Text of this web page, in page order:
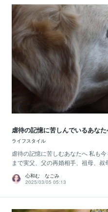
虐待の記憶に苦しんでいるあな
ライフスタイル
虐待の記憶に苦しむあなたへ 私も
まで実父、父の再婚相手、祖母、叔
心和む なごみ
2025/03/05 05:13